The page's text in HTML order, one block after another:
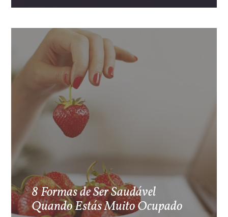
8 Formas de Ser Saudável
Quando Estás Muito Ocupado